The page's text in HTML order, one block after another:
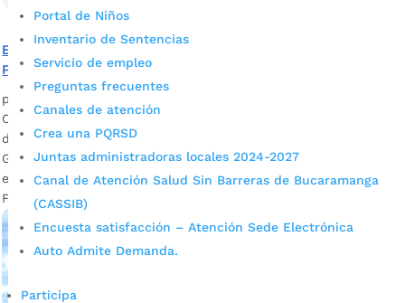
Portal de Niños
Inventario de Sentencias
Servicio de empleo
Preguntas frecuentes
Canales de atención
Crea una PQRSD
Juntas administradoras locales 2024-2027
Canal de Atención Salud Sin Barreras de Bucaramanga
(CASSIB)
Encuesta satisfacción – Atención Sede Electrónica
Auto Admite Demanda.
Participa
Este viernes participe del foro ‘Todos Unidos por un Inicio
Feliz’
por
Con el propósito de sensibilizar acerca de la importancia del
desarrollo sano durante los primeros años de vida, el
Gobierno de Juan Carlos Cárdenas realiza el primer foro de
experiencias exitosas de trabajo por la primera infancia.
Fotografía: Prensa Alcaldía de...